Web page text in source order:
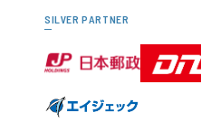
SILVER PARTNER